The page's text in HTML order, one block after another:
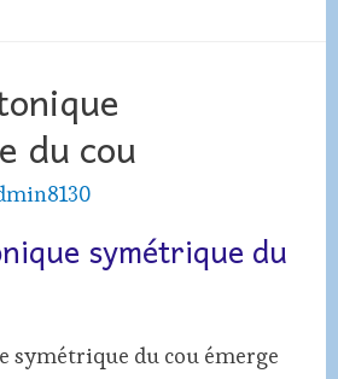
du cou
symétrique du
symétrique du cou émerge